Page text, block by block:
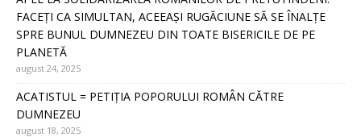
FACEȚI CA SIMULTAN, ACEEAȘI RUGĂCIUNE SĂ SE ÎNALȚE
SPRE BUNUL DUMNEZEU DIN TOATE BISERICILE DE PE
PLANETĂ
august 24, 2025
ACATISTUL = PETIȚIA POPORULUI ROMÂN CĂTRE
DUMNEZEU
august 18, 2025